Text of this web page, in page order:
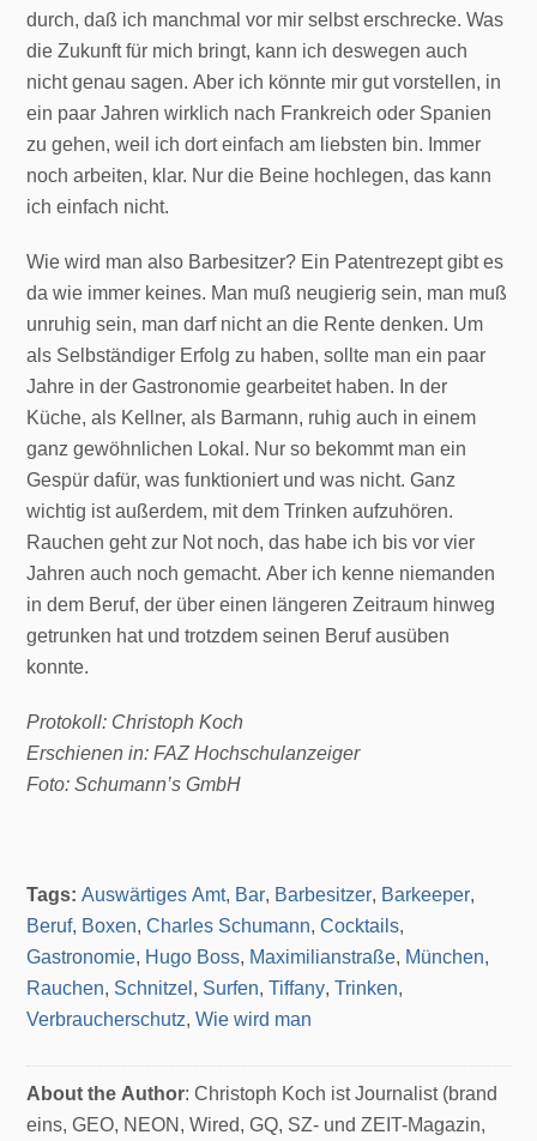
durch, daß ich manchmal vor mir selbst erschrecke. Was
die Zukunft für mich bringt, kann ich deswegen auch
nicht genau sagen. Aber ich könnte mir gut vorstellen, in
ein paar Jahren wirklich nach Frankreich oder Spanien
zu gehen, weil ich dort einfach am liebsten bin. Immer
noch arbeiten, klar. Nur die Beine hochlegen, das kann
ich einfach nicht.
Wie wird man also Barbesitzer? Ein Patentrezept gibt es
da wie immer keines. Man muß neugierig sein, man muß
unruhig sein, man darf nicht an die Rente denken. Um
als Selbständiger Erfolg zu haben, sollte man ein paar
Jahre in der Gastronomie gearbeitet haben. In der
Küche, als Kellner, als Barmann, ruhig auch in einem
ganz gewöhnlichen Lokal. Nur so bekommt man ein
Gespür dafür, was funktioniert und was nicht. Ganz
wichtig ist außerdem, mit dem Trinken aufzuhören.
Rauchen geht zur Not noch, das habe ich bis vor vier
Jahren auch noch gemacht. Aber ich kenne niemanden
in dem Beruf, der über einen längeren Zeitraum hinweg
getrunken hat und trotzdem seinen Beruf ausüben
konnte.
Protokoll: Christoph Koch
Erschienen in: FAZ Hochschulanzeiger
Foto: Schumann’s GmbH
Tags:Auswärtiges Amt, Bar, Barbesitzer, Barkeeper,
Beruf, Boxen,Charles Schumann,Cocktails,
Gastronomie, Hugo Boss, Maximilianstraße, München,
Rauchen, Schnitzel , Surfen,Tiffany,Trinken,
Verbraucherschutz,Wie wird man
About the Author: Christoph Koch ist Journalist (brand
eins, GEO, NEON, Wired, GQ, SZ- und ZEIT-Magazin,